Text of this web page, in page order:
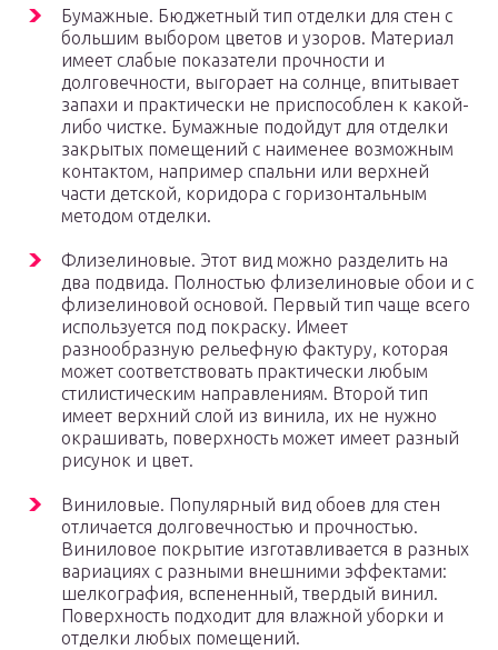
Бумажные. Бюджетный тип отделки для стен с
большим выбором цветов и узоров. Материал
имеет слабые показатели прочности и
долговечности, выгорает на солнце, впитывает
запахи и практически не приспособлен к какой-
либо чистке. Бумажные подойдут для отделки
закрытых помещений с наименее возможным
контактом, например спальни или верхней
части детской, коридора с горизонтальным
методом отделки.
Флизелиновые. Этот вид можно разделить на
два подвида. Полностью флизелиновые обои и с
флизелиновой основой. Первый тип чаще всего
используется под покраску. Имеет
разнообразную рельефную фактуру, которая
может соответствовать практически любым
стилистическим направлениям. Второй тип
имеет верхний слой из винила, их не нужно
окрашивать, поверхность может имеет разный
рисунок и цвет.
Виниловые. Популярный вид обоев для стен
отличается долговечностью и прочностью.
Виниловое покрытие изготавливается в разных
вариациях с разными внешними эффектами:
шелкография, вспененный, твердый винил.
Поверхность подходит для влажной уборки и
отделки любых помещений.